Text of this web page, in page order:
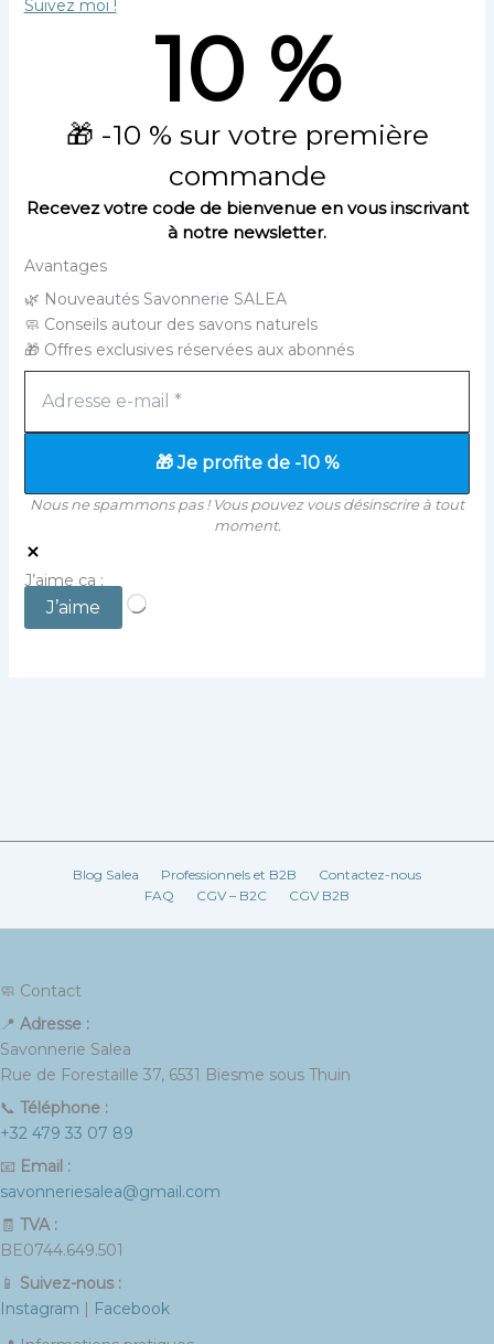
Suivez moi !
10 %
🎁 -10 % sur votre première
commande
Recevez votre code de bienvenue en vous inscrivant
à notre newsletter.
Avantages
🌿 Nouveautés Savonnerie SALEA
🧼 Conseils autour des savons naturels
🎁 Offres exclusives réservées aux abonnés
Nous ne spammons pas ! Vous pouvez vous désinscrire à tout
moment.
J’aime ça :
J’aime Chargement…
Blog Salea Professionnels et B2B
Contactez-nous
FAQ
CGV – B2C CGV B2B
🧼 Contact
📍 Adresse :
Savonnerie Salea
Rue de Forestaille 37, 6531 Biesme sous Thuin
📞 Téléphone :
+32 479 33 07 89
📧 Email :
savonneriesalea@gmail.com
🧾 TVA :
BE0744.649.501
📱 Suivez-nous :
Instagram | Facebook